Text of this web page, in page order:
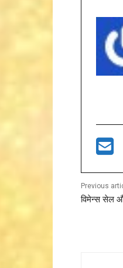
Previous
विमेन्स सेल